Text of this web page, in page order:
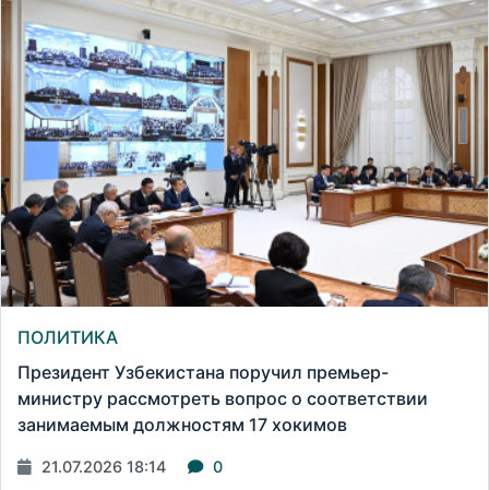
ПОЛИТИКА
Президент Узбекистана поручил премьер-
министру рассмотреть вопрос о соответствии
занимаемым должностям 17 хокимов
21.07.2026 18:14 0